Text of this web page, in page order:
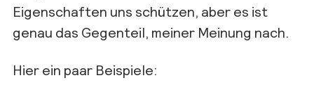
Eigenschaften uns schützen, aber es ist
genau das Gegenteil, meiner Meinung nach.
Hier ein paar Beispiele: